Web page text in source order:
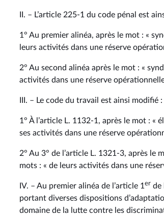
29 avril 2026
29 avril 2026
29 avril 2026
28 avril 2026
28 avril 2026
Date de dépôt
II. – L’article 225‑1 du code pénal est
1° Au premier alinéa, après le mot : «
leurs activités dans une réserve
2° Au second alinéa après le mot : «
activités dans une réserve
III. – Le code du travail est ainsi modifié :
1° À l’article L. 1132‑1, après le mot : «
ses activités dans une réserve
2° Au 3° de l’article L. 1321‑3, après le
mots : « de leurs activités dans une
IV. – Au premier alinéa de l’article 1 er de
portant diverses dispositions
domaine de la lutte contre les